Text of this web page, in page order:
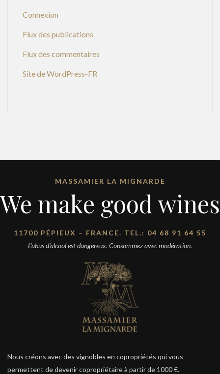
Connexion
Flux des publications
Flux des commentaires
Site de WordPress-FR
MASSAMIER LA MIGNARDE
We make good wines
11700 PÉPIEUX – FRANCE. TEL.: 04 68 91 64 55
L'abus d'alcool est dangereux. Consommez avec modération.
Nous créons avec des vignobles en copropriétés qui vous
permettent de devenir copropriétaire à partir de 1000 €.